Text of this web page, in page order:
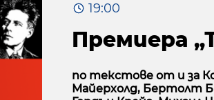
19:00
Премиера
по текстове от и за
Майерхолд, Бертолт